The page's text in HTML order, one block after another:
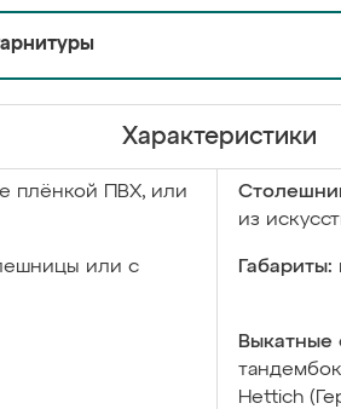
Характеристики
плёнкой ПВХ, или
из
или с
Габариты:
Выкатные
Hettich